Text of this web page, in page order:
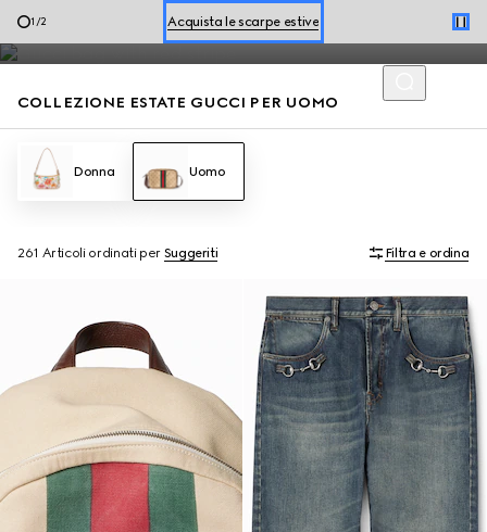
2 /2 Prenota un appuntamento
Acquista le scarpe estive
Mocassini e borse estive da uomo, arricchiti dai codici della
Maison, si distinguono per uno stile disinvolto per la stagione.
COLLEZIONE ESTATE GUCCI PER UOMO
Donna Uomo
261 Articoli ordinati per Suggeriti Filtra e ordina